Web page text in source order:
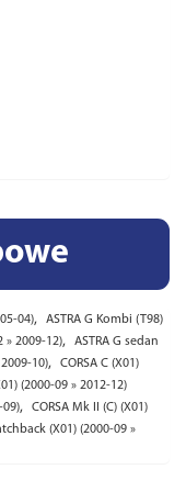
04),
ASTRA G Kombi (T98)
» 2009-12),
ASTRA G sedan
2009-10),
CORSA C (X01)
(2000-09 » 2012-12)
09),
CORSA Mk II (C) (X01)
(X01) (2000-09 »